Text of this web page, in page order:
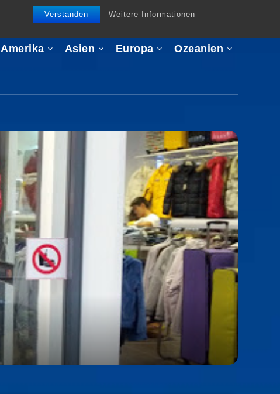
Verstanden Weitere Informationen
Amerika Asien Europa Ozeanien